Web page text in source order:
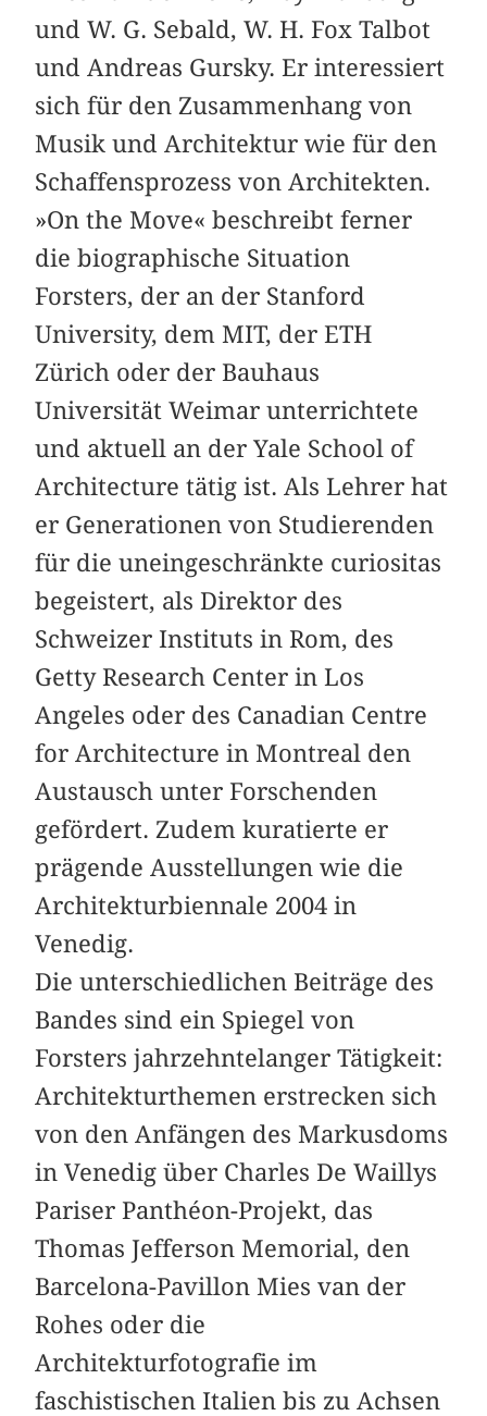
und W. G. Sebald, W. H. Fox Talbot
und Andreas Gursky. Er interessiert
sich für den Zusammenhang von
Musik und Architektur wie für den
Schaffensprozess von Architekten.
»On the Move« beschreibt ferner
die biographische Situation
Forsters, der an der Stanford
University, dem MIT, der ETH
Zürich oder der Bauhaus
Universität Weimar unterrichtete
und aktuell an der Yale School of
Architecture tätig ist. Als Lehrer hat
er Generationen von Studierenden
für die uneingeschränkte curiositas
begeistert, als Direktor des
Schweizer Instituts in Rom, des
Getty Research Center in Los
Angeles oder des Canadian Centre
for Architecture in Montreal den
Austausch unter Forschenden
gefördert. Zudem kuratierte er
prägende Ausstellungen wie die
Architekturbiennale 2004 in
Venedig.
Die unterschiedlichen Beiträge des
Bandes sind ein Spiegel von
Forsters jahrzehntelanger Tätigkeit:
Architekturthemen erstrecken sich
von den Anfängen des Markusdoms
in Venedig über Charles De Waillys
Pariser Panthéon-Projekt, das
Thomas Jefferson Memorial, den
Barcelona-Pavillon Mies van der
Rohes oder die
Architekturfotografie im
faschistischen Italien bis zu Achsen